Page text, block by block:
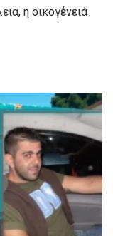
η οικογένειά